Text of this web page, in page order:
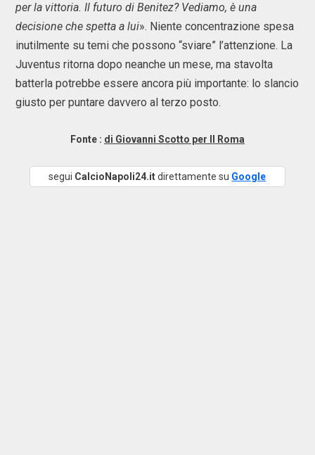
per la vittoria. Il futuro di Benitez? Vediamo, è una
decisione che spetta a lui». Niente concentrazione spesa
inutilmente su temi che possono “sviare” l’attenzione. La
Juventus ritorna dopo neanche un mese, ma stavolta
batterla potrebbe essere ancora più importante: lo slancio
giusto per puntare davvero al terzo posto.
Fonte : di Giovanni Scotto per Il Roma
segui CalcioNapoli24.itdirettamente su Google